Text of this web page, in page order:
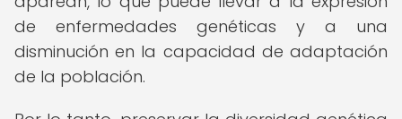
de enfermedades genéticas y a una
disminución en la capacidad de adaptación
de la población.